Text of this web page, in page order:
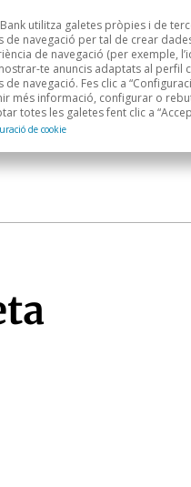
sectorial Àrees
utilitza galetes pròpies i de
de navegació per tal de crear
de navegació (per exemple,
te anuncis adaptats al perfil
de navegació. Fes clic a
més informació, configurar o
totes les galetes fent clic a
de cookie